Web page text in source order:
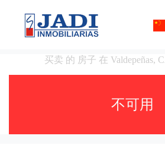
买卖 的 房子 在 Valdepeñas,
不可用